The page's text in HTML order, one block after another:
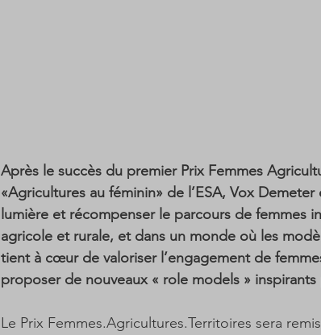
Après le succès du premier Prix Femmes
«Agricultures au féminin» de l’ESA, Vox
lumière et récompenser le parcours de femmes
agricole et rurale, et dans un monde où les
tient à cœur de valoriser l’engagement de
proposer de nouveaux « role models »
Le Prix Femmes.Agricultures.Territoires sera